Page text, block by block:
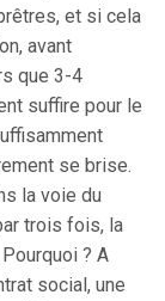
et si cela
avant
que 3-4
suffire pour le
se brise.
la voie du
trois fois, la
? A
social, une